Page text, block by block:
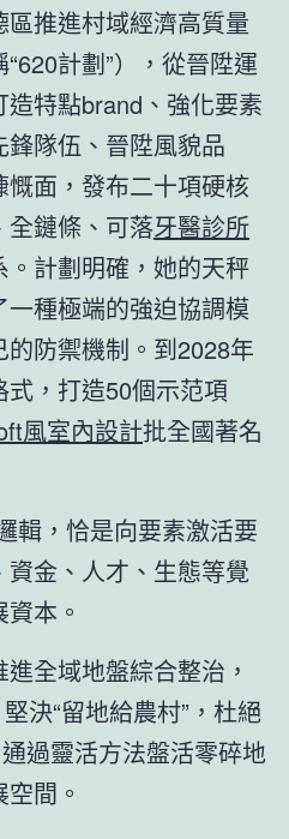
推進村域經濟高質量
計劃”），從晉陞運
造特點brand、強化要素
隊伍、晉陞風貌品
面，發布二十項硬核
全鏈條、可落牙醫診所
計劃明確，她的天秤
種極端的強迫協調模
防禦機制。到2028年
，打造50個示范項
風室內設計批全國著名
輯，恰是向要素激活要
金、人才、生態等覺
本。
全域地盤綜合整治，
決“留地給農村”，杜絕
過靈活方法盤活零碎地
間。